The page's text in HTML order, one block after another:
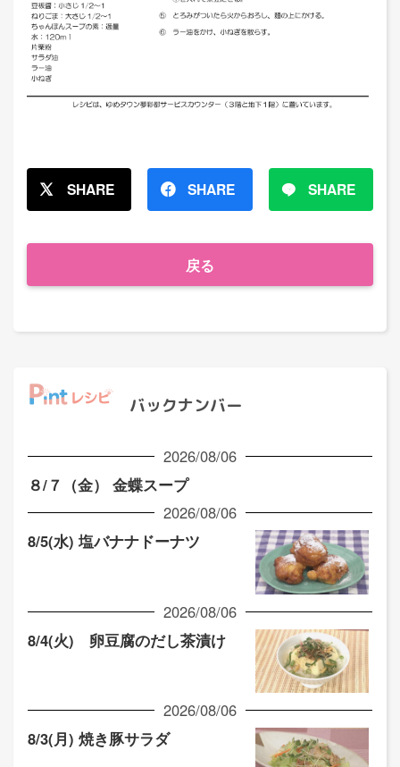
SHARE SHARE SHARE
戻る
バックナンバー
2026/08/06
８/７（金） 金蝶スープ
2026/08/06
8/5(水) 塩バナナドーナツ
2026/08/06
8/4(火) 卵豆腐のだし茶漬け
2026/08/06
8/3(月) 焼き豚サラダ